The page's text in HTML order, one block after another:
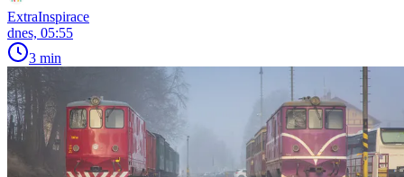
ExtraInspirace
dnes, 05:55
3 min